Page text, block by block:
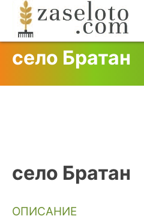
content
село Братан
село Братан
ОПИСАНИЕ